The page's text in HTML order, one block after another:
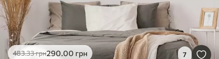
483.33грн290.00 грн 7